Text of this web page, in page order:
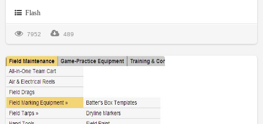
Flash
7952 489